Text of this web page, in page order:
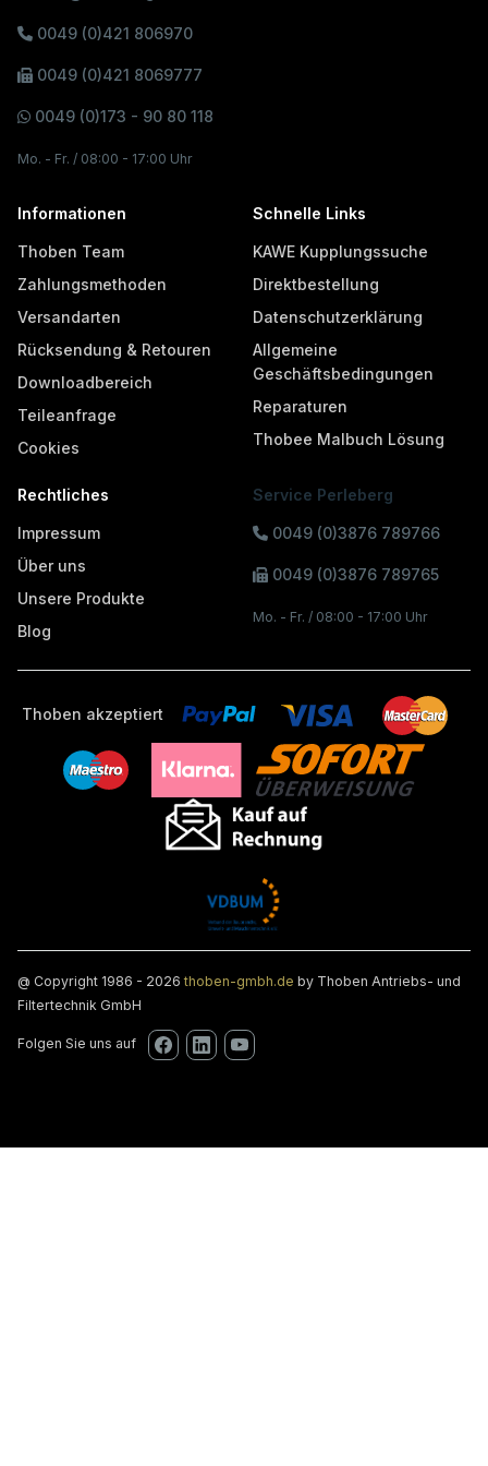
0049 (0)421 806970
0049 (0)421 8069777
0049 (0)173 - 90 80 118
Mo. - Fr. / 08:00 - 17:00 Uhr
Informationen
Thoben Team
Zahlungsmethoden
Versandarten
Rücksendung & Retouren
Downloadbereich
Teileanfrage
Cookies
Schnelle Links
KAWE Kupplungssuche
Direktbestellung
Datenschutzerklärung
Allgemeine
Geschäftsbedingungen
Reparaturen
Thobee Malbuch Lösung
Rechtliches
Impressum
Über uns
Unsere Produkte
Blog
Service Perleberg
0049 (0)3876 789766
0049 (0)3876 789765
Mo. - Fr. / 08:00 - 17:00 Uhr
Thoben akzeptiert
@ Copyright 1986 - 2026thoben-gmbh.de by Thoben Antriebs- und
Filtertechnik GmbH
Folgen Sie uns auf